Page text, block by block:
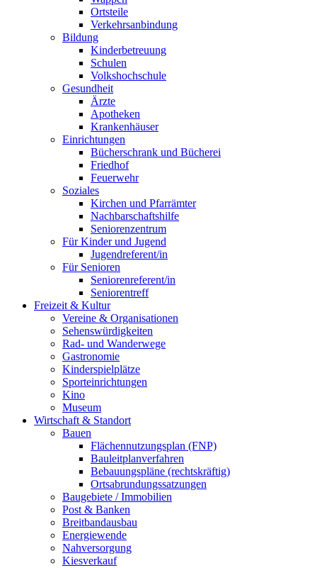
Ortsteile
Verkehrsanbindung
Bildung
Kinderbetreuung
Schulen
Volkshochschule
Gesundheit
Ärzte
Apotheken
Krankenhäuser
Einrichtungen
Bücherschrank und Bücherei
Friedhof
Feuerwehr
Soziales
Kirchen und Pfarrämter
Nachbarschaftshilfe
Seniorenzentrum
Für Kinder und Jugend
Jugendreferent/in
Für Senioren
Seniorenreferent/in
Seniorentreff
Freizeit & Kultur
Vereine & Organisationen
Sehenswürdigkeiten
Rad- und Wanderwege
Gastronomie
Kinderspielplätze
Sporteinrichtungen
Kino
Museum
Wirtschaft & Standort
Bauen
Flächennutzungsplan (FNP)
Bauleitplanverfahren
Bebauungspläne (rechtskräftig)
Ortsabrundungssatzungen
Baugebiete / Immobilien
Post & Banken
Breitbandausbau
Energiewende
Nahversorgung
Kiesverkauf